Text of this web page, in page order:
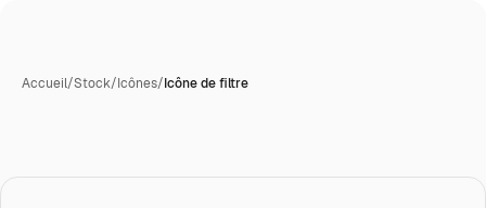
Accueil/Stock/Icônes/Icône de filtre